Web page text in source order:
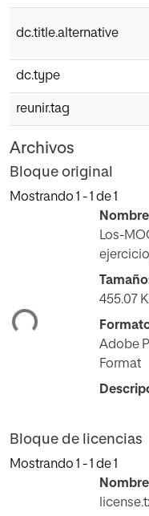
dc.title.alternative
dc.type
reunir.tag
Archivos
Bloque original
Mostrando 1 - 1 de 1
Los-
455.07
Adobe
Format
Bloque de licencias
Mostrando 1 - 1 de 1